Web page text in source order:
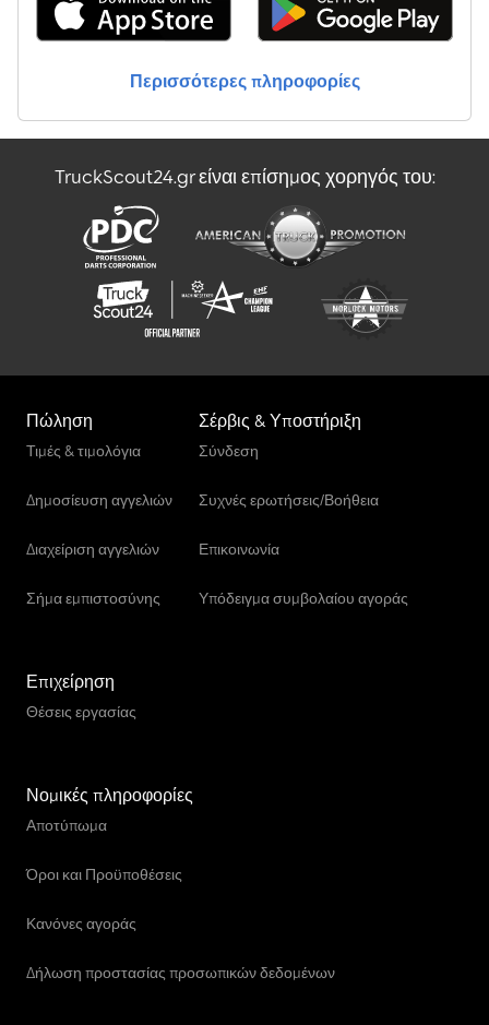
Εσωτερικές διαστάσεις: Μ: 7,30 μ., Π: 2,50 μ., Υ: 2,20 μ. * Έλεγχος
TÜV έγκυρος έως 09-2026 Πώληση μεταχειρισμένου οχήματος
για εξαγωγή. Η πώληση πραγματοποιείται με αποκλεισμό κάθε
καμία εγγύηση. Αποκλείονται μεταγενέστερες αξιώσεις.
πριν από την αγορά. Δεν παρέχεται καμία εγγύηση για τη
λειτουργία ειδικού εξοπλισμού/επιπλέον στοιχείων. Ενδέχεται να
υπάρχουν επεξεργασμένα λογότυπα/διαφημιστικές επιγραφές
στις φωτογραφίες. Λάθη, τυπογραφικά λάθη και ενδεχόμενη
προηγούμενη πώληση. Είμαστε στη διάθεσή σας για να σας
εξυπηρετήσουμε στα Γερμανικά, Αγγλικά, Ελληνικά, Ρωσικά,
Κροατικά, Ιταλικά, Ισπανικά, Γαλλικά, Τουρκικά, Ρουμανικά και
Αραβικά (?????). Με εκτίμηση.
Περισσότερες πληροφορίες
TruckScout24.gr είναι επίσημος χορηγός του:
Πώληση
Τιμές & τιμολόγια
Δημοσίευση αγγελιών
Διαχείριση αγγελιών
Σήμα εμπιστοσύνης
Σέρβις & Υποστήριξη
Σύνδεση
Συχνές ερωτήσεις/Βοήθεια
Επικοινωνία
Υπόδειγμα συμβολαίου αγοράς
Επιχείρηση
Θέσεις εργασίας
Νομικές πληροφορίες
Αποτύπωμα
Όροι και Προϋποθέσεις
Κανόνες αγοράς
Δήλωση προστασίας προσωπικών δεδομένων